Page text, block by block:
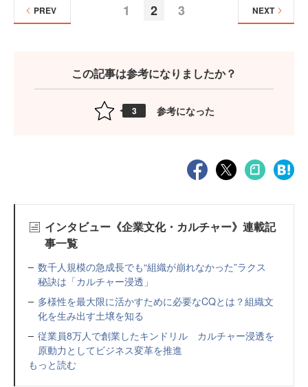
1 2 3
PREV NEXT
この記事は参考になりましたか？
3 参考になった
インタビュー《企業文化・カルチャー》連載記
事一覧
数千人規模の急成長でも“組織が崩れなかった”ラクス
秘訣は「カルチャー浸透」
多様性を最大限に活かすために必要なCQとは？組織文
化を生み出す土壌を知る
従業員8万人で創業したキンドリル カルチャー浸透を
原動力としてビジネス変革を推進
もっと読む